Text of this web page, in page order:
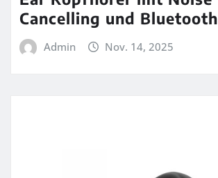
Cancelling und Bluetooth
Admin Nov. 14, 2025